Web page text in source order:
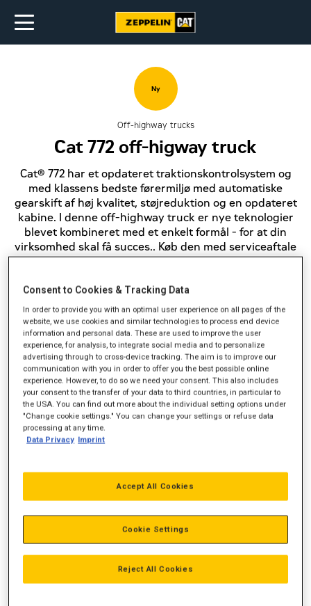
Ny
Off-highway trucks
Cat 772 off-higway truck
Cat® 772 har et opdateret traktionskontrolsystem og
med klassens bedste førermiljø med automatiske
gearskift af høj kvalitet, støjreduktion og en opdateret
kabine. I denne off-highway truck er nye teknologier
blevet kombineret med et enkelt formål - for at din
virksomhed skal få succes.. Køb den med serviceaftale
og slip for daglige bekymringer.
Få et tilbud
Motorydelse
Vægt 35.510 kg
M3
Nyttelast
Consent to Cookies & Tracking Data
In order to provide you with an optimal user experience on all pages of the
website, we use cookies and similar technologies to process end device
information and personal data. These are used to improve the user
experience, for analysis, to integrate social media and to personalize
advertising through to cross-device tracking. The aim is to improve our
communication with you in order to offer you the best possible online
experience. However, to do so we need your consent. This also includes
your consent to the transfer of your data to third countries, in particular to
the USA. You can find out more about the individual setting options under
"Change cookie settings." You can change your settings or refuse data
processing at any time.
Data Privacy Imprint
Reject All Cookies
Accept All Cookies
Cookie Settings